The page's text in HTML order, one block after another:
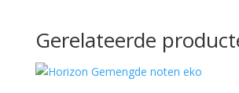
Gerelateerde